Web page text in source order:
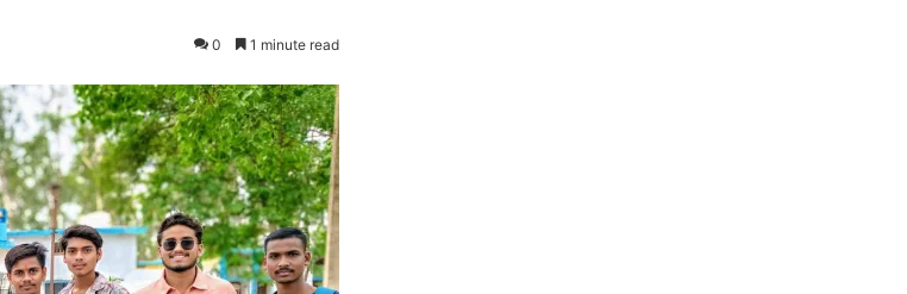
0 1 minute read